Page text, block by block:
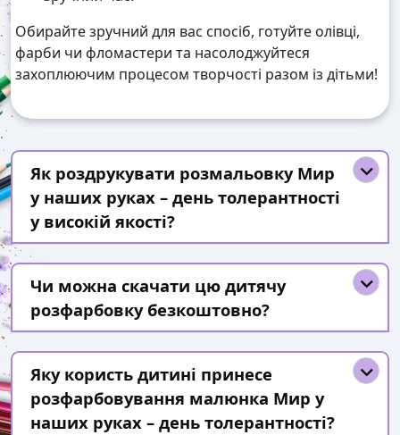
Обирайте зручний для вас спосіб, готуйте олівці,
фарби чи фломастери та насолоджуйтеся
захоплюючим процесом творчості разом із дітьми!
Як роздрукувати розмальовку Мир
у наших руках – день толерантності
у високій якості?
Чи можна скачати цю дитячу
розфарбовку безкоштовно?
Яку користь дитині принесе
розфарбовування малюнка Мир у
наших руках – день толерантності?